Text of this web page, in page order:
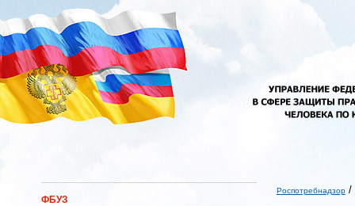
Перейти к основному содержанию
ФБУЗ
Роспотребнадзор /